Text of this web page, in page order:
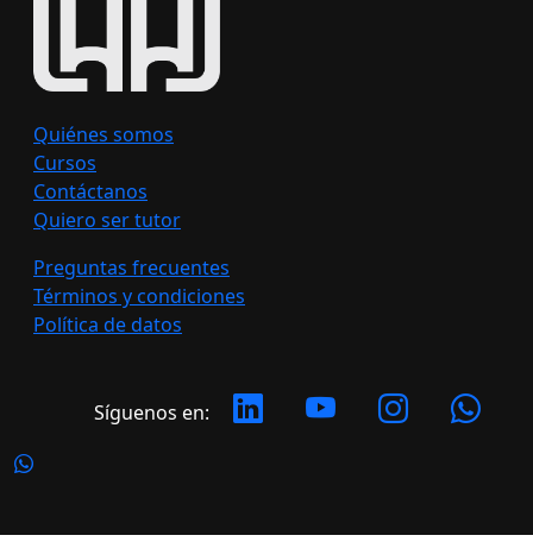
Quiénes somos
Cursos
Contáctanos
Quiero ser tutor
Preguntas frecuentes
Términos y condiciones
Política de datos
Síguenos en: